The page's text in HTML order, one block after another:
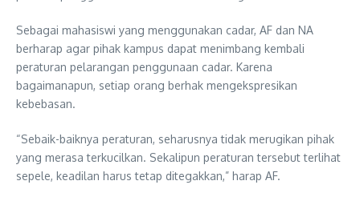
Sebagai mahasiswi yang menggunakan cadar, AF dan NA
berharap agar pihak kampus dapat menimbang kembali
peraturan pelarangan penggunaan cadar. Karena
bagaimanapun, setiap orang berhak mengekspresikan
kebebasan.
“Sebaik-baiknya peraturan, seharusnya tidak merugikan pihak
yang merasa terkucilkan. Sekalipun peraturan tersebut terlihat
sepele, keadilan harus tetap ditegakkan,” harap AF.